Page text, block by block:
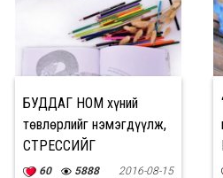
БУДДАГ НОМ хүний
төвлөрлийг нэмэгдүүлж,
СТРЕССИЙГ
БУУРУУЛДАГ
60 5888 2016-08-15